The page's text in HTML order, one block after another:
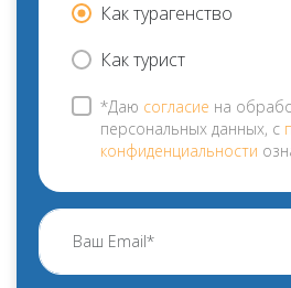
Как турагенство
Как турист
*Даю согласие на
персональных данных, с
конфиденциальности